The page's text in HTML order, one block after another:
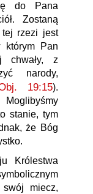
do Pana
Zostaną
rzezi jest
którym Pan
chwały, z
narody,
19:15).
stanie, tym
że Bóg
Królestwa
miecz,